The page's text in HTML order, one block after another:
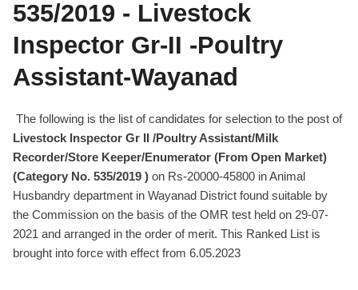
535/2019 - Livestock
Inspector Gr-II -Poultry
Assistant-Wayanad
The following is the list of candidates for selection to the post of
Livestock Inspector Gr II /Poultry Assistant/Milk
Recorder/Store Keeper/Enumerator (From Open Market)
(Category No. 535/2019 ) on Rs-20000-45800 in Animal
Husbandry department in Wayanad District found suitable by
the Commission on the basis of the OMR test held on 29-07-
2021 and arranged in the order of merit. This Ranked List is
brought into force with effect from 6.05.2023